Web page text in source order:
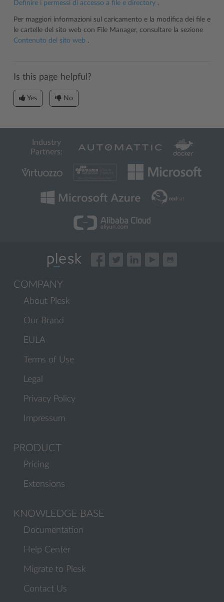
Definire i permessi di accesso a file e directory .
Per maggiori informazioni sul caricamento e la modifica dei file e
le cartelle del sito web con File Manager, consultare la sezione
Contenuto del sito web .
Is this page helpful?
Yes No
Industry
Partners:
COMPANY
About Plesk
Our Brand
EULA
Terms of Use
Legal
Privacy Policy
Impressum
PRODUCT
Pricing
Extensions
KNOWLEDGE BASE
Documentation
Help Center
Migrate to Plesk
Contact Us